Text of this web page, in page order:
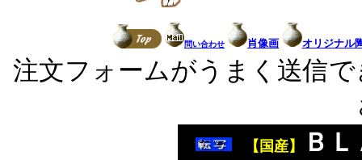
問い合わせ 肖像画 オリジナル
注文フォームがうまく送信
【国産】 Ｂ